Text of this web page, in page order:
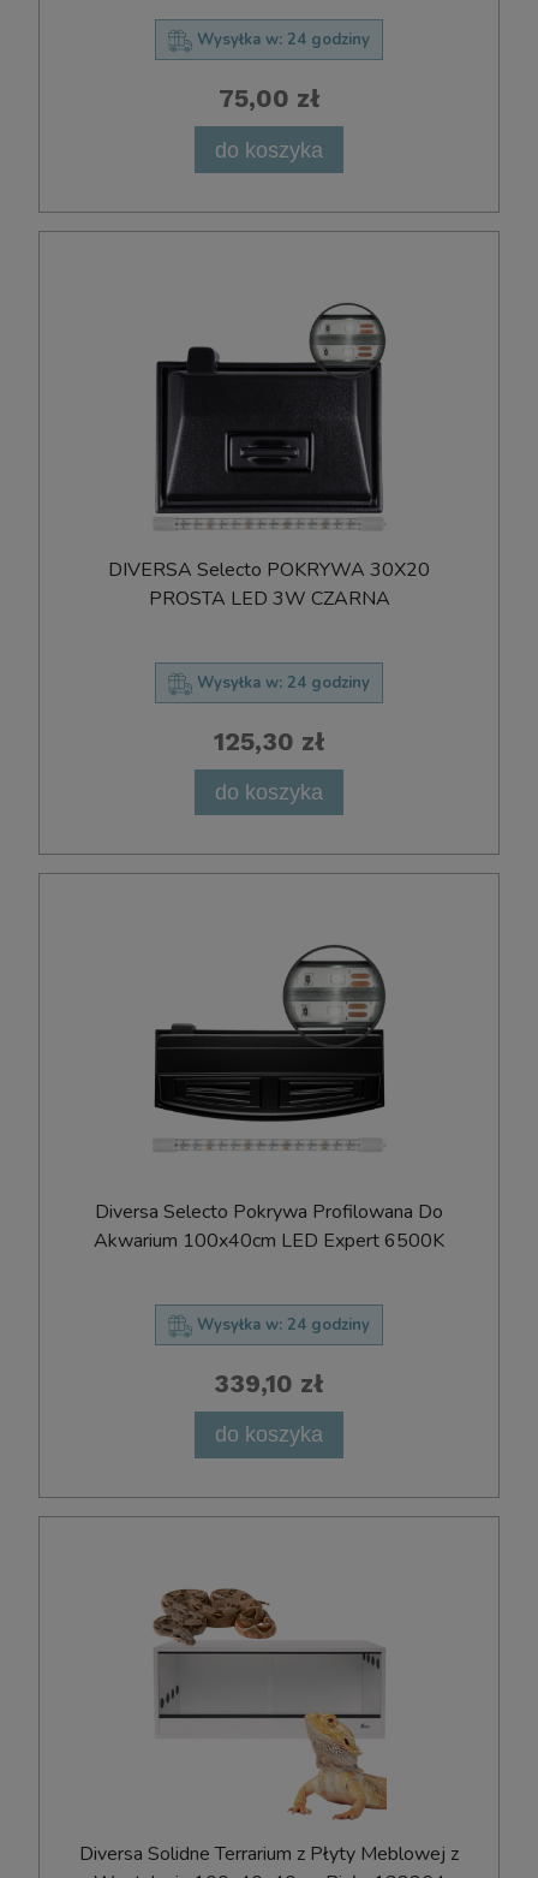
Wysyłka w: 24 godziny
75,00 zł
do koszyka
DIVERSA Selecto POKRYWA 30X20
PROSTA LED 3W CZARNA
Wysyłka w: 24 godziny
125,30 zł
do koszyka
Diversa Selecto Pokrywa Profilowana Do
Akwarium 100x40cm LED Expert 6500K
Wysyłka w: 24 godziny
339,10 zł
do koszyka
Diversa Solidne Terrarium z Płyty Meblowej z